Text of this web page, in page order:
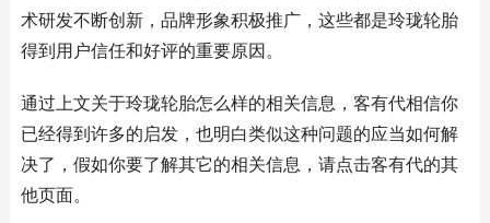
术研发不断创新，品牌形象积极推广，这些都是玲珑轮胎
得到用户信任和好评的重要原因。
通过上文关于玲珑轮胎怎么样的相关信息，客有代相信你
已经得到许多的启发，也明白类似这种问题的应当如何解
决了，假如你要了解其它的相关信息，请点击客有代的其
他页面。